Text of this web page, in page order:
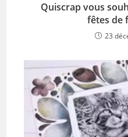
Quiscrap vous
fêtes de
23